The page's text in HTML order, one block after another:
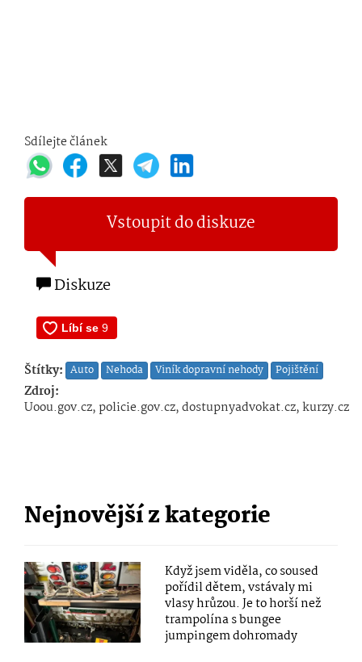
Sdílejte článek
Vstoupit do diskuze
Diskuze
Štítky: Auto Nehoda Viník dopravní nehody Pojištění
Zdroj:
Uoou.gov.cz, policie.gov.cz, dostupnyadvokat.cz, kurzy.cz
Nejnovější z kategorie
Když jsem viděla, co soused
pořídil dětem, vstávaly mi
vlasy hrůzou. Je to horší než
trampolína s bungee
jumpingem dohromady